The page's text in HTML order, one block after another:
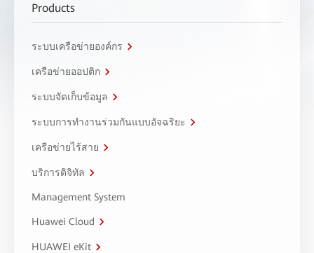
Products
ระบบเครือข่ายองค์กร
เครือข่ายออปติก
ระบบจัดเก็บข้อมูล
ระบบการทำงานร่วมกันแบบอัจฉริยะ
เครือข่ายไร้สาย
บริการดิจิทัล
Management System
Huawei Cloud
HUAWEI eKit